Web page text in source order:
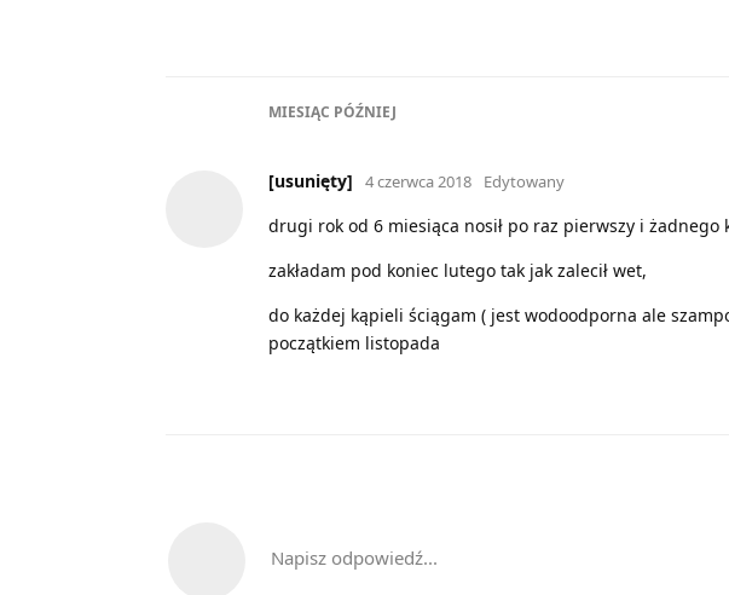
MIESIĄC PÓŹNIEJ
[usunięty] 4 czerwca 2018 Edytowany
drugi rok od 6 miesiąca nosił po raz pierwszy i żadnego
zakładam pod koniec lutego tak jak zalecił wet,
do każdej kąpieli ściągam ( jest wodoodporna ale
początkiem listopada
Napisz odpowiedź...